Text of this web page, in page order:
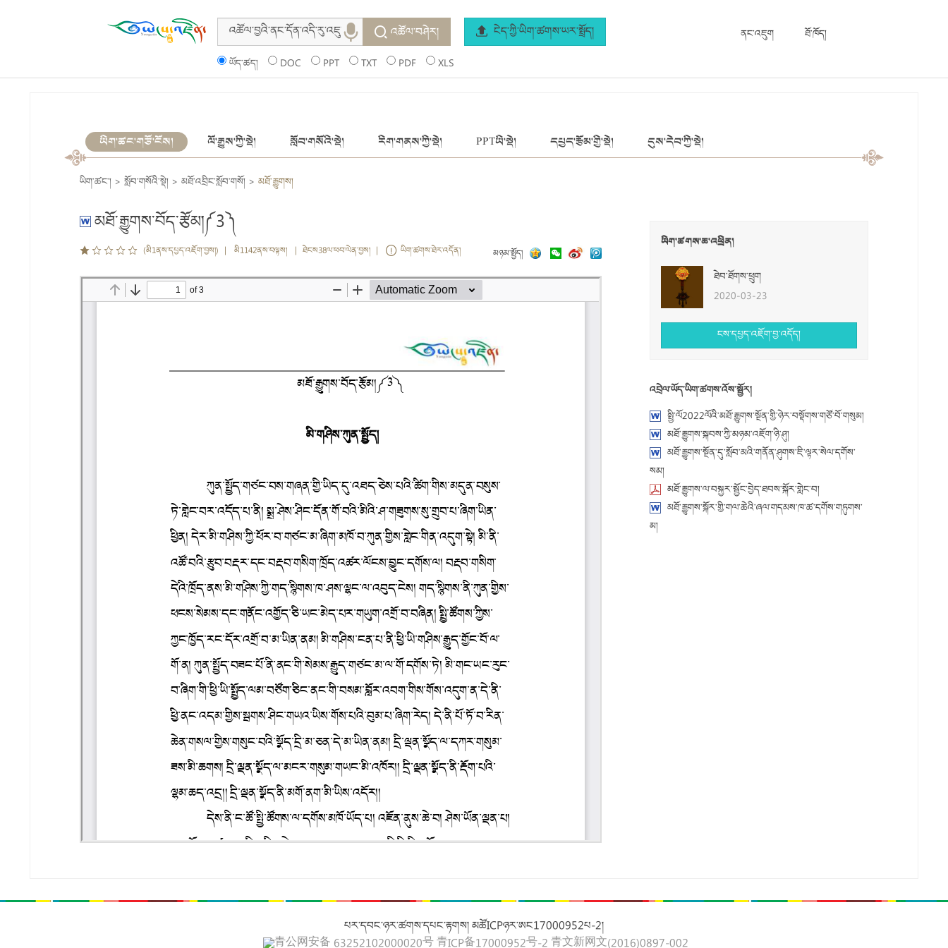
ནང་འཇུག ཐོ་ཁོད།
འཚོལ་བཤེར། ངེད་ཀྱི་ཡིག་ཚགས་ཡར་སྤྲོད།
ཡོད་ཚད། DOC PPT TXT PDF XLS
ཡིག་ཚང་གཙོ་ངོས། ལོ་རྒྱུས་ཀྱི་སྡེ། སློབ་གསོའི་སྡེ། རིག་གནས་ཀྱི་སྡེ། PPTཡི་སྡེ། དཔྱད་རྩོམ་གྱི་སྡེ། དུས་དེབ་ཀྱི་སྡེ།
ཡིག་ཚང་། > སློབ་གསོའི་སྡེ། > མཐོ་འབྲིང་སློབ་གསོ། > མཐོ་རྒྱུགས།
མཐོ་རྒྱུགས་བོད་རྩོམ།༼3༽
མཉམ་སྤྱོད།
(མི1ནས་དཔྱད་འཇོག་བྱས།) | མི1142ནས་བལྟས། | ཐེངས38ལ་ཕབ་ལེན་བྱས། | ཡིག་ཚགས་ཐེར་འདོན།
ཡིག་ཚགས་ཆ་འཕྲིན།
ཐེབ་ཐོགས་ཕྲུག
2020-03-23
ངས་དཔྱད་འཇོག་བྱ་འདོད།
འབྲེལ་ཡོད་ཡིག་ཚགས་འོས་སྦྱོར།
སྤྱི་ལོ2022ལོའི་མཐོ་རྒྱུགས་སྔོན་གྱི་ཉེར་བསྡོགས་གཙོ་བོ་གསུམ།
མཐོ་རྒྱུགས་སྐབས་ཀྱི་མཉམ་འཇོག་ཉི་ཤུ།
མཐོ་རྒྱུགས་སྔོན་དུ་སློབ་མའི་གནོན་ཤུགས་ཇི་ལྟར་སེལ་དགོས་
སམ།
མཐོ་རྒྱུགས་ལ་བསྐྱར་སྦྱོང་བྱེད་ཐབས་སྐོར་གླེང་བ།
མཐོ་རྒྱུགས་སྐོར་གྱི་གལ་ཆེའི་ཞལ་གདམས་ཁ་ཚ་དགོས་གཏུགས་
མ།
པར་དབང་ཉར་ཚགས་དཔང་རྟགས། མཚོICPཉར་ཨང17000952པ-2།